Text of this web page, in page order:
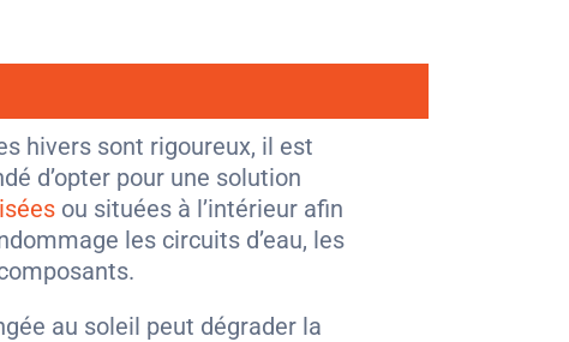
hivers sont rigoureux, il est
d’opter pour une solution
ou situées à l’intérieur afin
les circuits d’eau, les
au soleil peut dégrader la